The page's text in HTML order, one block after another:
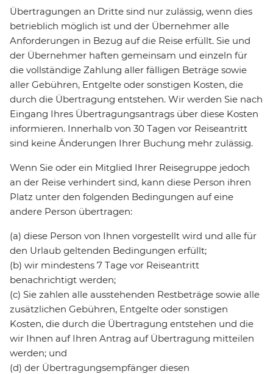
Übertragungen an Dritte sind nur zulässig, wenn dies
betrieblich möglich ist und der Übernehmer alle
Anforderungen in Bezug auf die Reise erfüllt. Sie und
der Übernehmer haften gemeinsam und einzeln für
die vollständige Zahlung aller fälligen Beträge sowie
aller Gebühren, Entgelte oder sonstigen Kosten, die
durch die Übertragung entstehen. Wir werden Sie nach
Eingang Ihres Übertragungsantrags über diese Kosten
informieren. Innerhalb von 30 Tagen vor Reiseantritt
sind keine Änderungen Ihrer Buchung mehr zulässig.
Wenn Sie oder ein Mitglied Ihrer Reisegruppe jedoch
an der Reise verhindert sind, kann diese Person ihren
Platz unter den folgenden Bedingungen auf eine
andere Person übertragen:
(a) diese Person von Ihnen vorgestellt wird und alle für
den Urlaub geltenden Bedingungen erfüllt;
(b) wir mindestens 7 Tage vor Reiseantritt
benachrichtigt werden;
(c) Sie zahlen alle ausstehenden Restbeträge sowie alle
zusätzlichen Gebühren, Entgelte oder sonstigen
Kosten, die durch die Übertragung entstehen und die
wir Ihnen auf Ihren Antrag auf Übertragung mitteilen
werden; und
(d) der Übertragungsempfänger diesen